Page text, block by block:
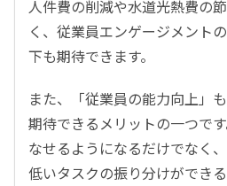
人件費の削減や水道光熱費の
く、従業員エンゲージメント
下も期待できます。
また、「従業員の能力向上」
期待できるメリットの一つで
なせるようになるだけでなく
低いタスクの振り分けができ